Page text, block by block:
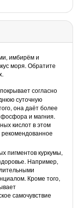
имбирём и
моря. Обратите
согласно
суточную
она даёт более
и магния.
кислот в этом
пигментов куркумы,
Например,
Кроме того,
самочувствие